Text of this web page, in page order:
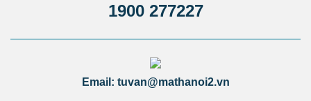
1900 277227
Email: tuvan@mathanoi2.vn